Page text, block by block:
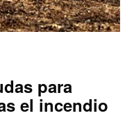
para
el incendio